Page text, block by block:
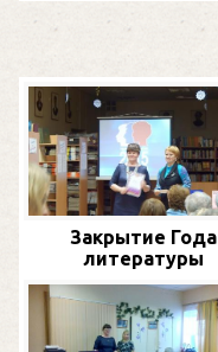
Закрытие Года
литературы